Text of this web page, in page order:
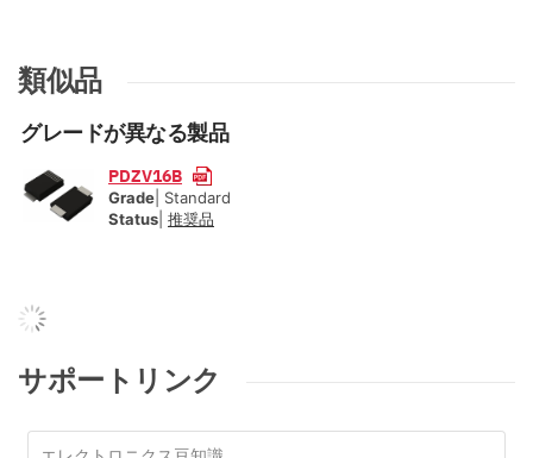
類似品
グレードが異なる製品
PDZV16B
Grade | Standard
Status 推奨品
サポートリンク